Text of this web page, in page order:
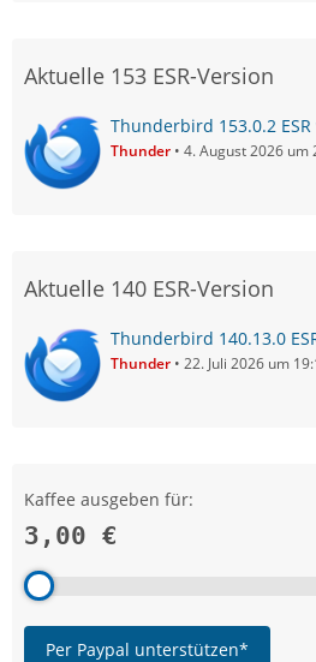
Aktuelle 153 ESR-Version
Thunderbird 153.0.2
Thunder 4. August 2026 um
Aktuelle 140 ESR-Version
Thunderbird 140.13.0
Thunder 22. Juli 2026 um
Kaffee ausgeben für:
3,00 €
Per Paypal unterstützen*